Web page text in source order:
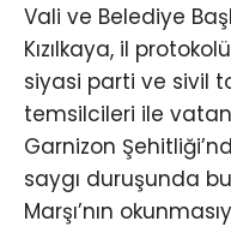
Vali ve Belediye
Kızılkaya, il
siyasi parti ve sivil
temsilcileri ile
Garnizon
saygı duruşunda
Marşı’nın